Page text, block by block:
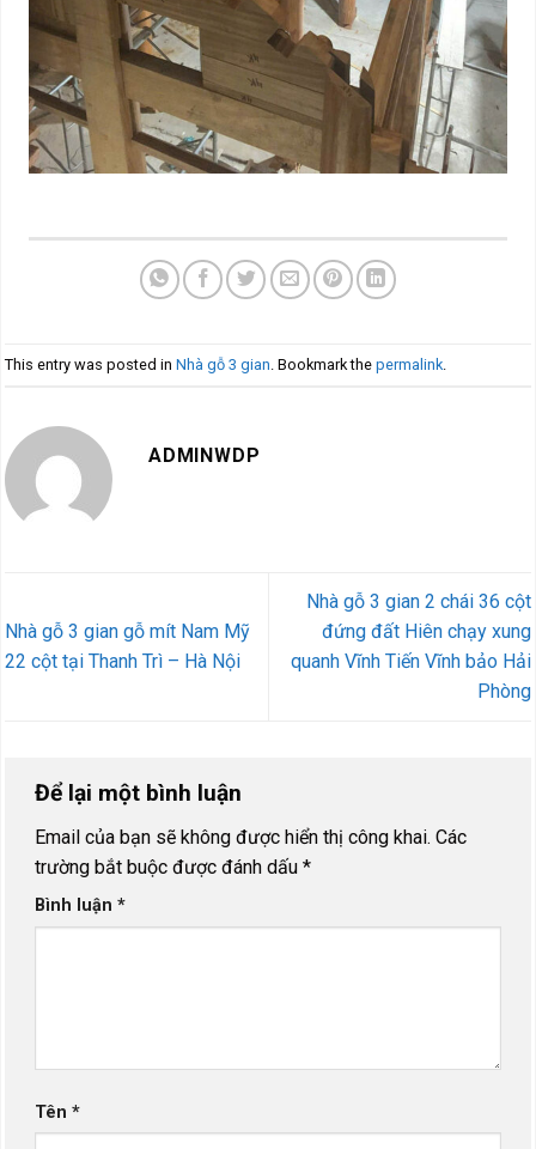
This entry was posted in Nhà gỗ 3 gian . Bookmark the permalink
ADMINWDP
Nhà gỗ 3 gian gỗ mít Nam Mỹ
22 cột tại Thanh Trì – Hà Nội
Nhà gỗ 3 gian 2 chái 36 cột
đứng đất Hiên chạy xung
quanh Vĩnh Tiến Vĩnh bảo Hải
Phòng
Để lại một bình luận
Email của bạn sẽ không được hiển thị công khai. Các
trường bắt buộc được đánh dấu *
Bình luận *
Tên *